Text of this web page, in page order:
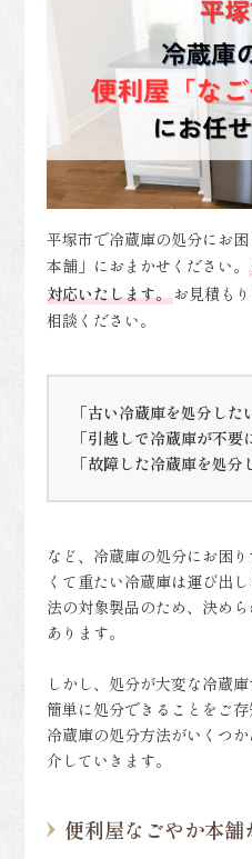
平塚市で冷蔵庫の処分にお
本舗」におまかせください。
対応いたします。お見積も
相談ください。
「古い冷蔵庫を処分した
「引越しで冷蔵庫が不要
「故障した冷蔵庫を処分
など、冷蔵庫の処分にお困
くて重たい冷蔵庫は運び出
法の対象製品のため、決め
あります。
しかし、処分が大変な冷蔵
簡単に処分できることをご
冷蔵庫の処分方法がいくつ
介していきます。
便利屋なごやか本